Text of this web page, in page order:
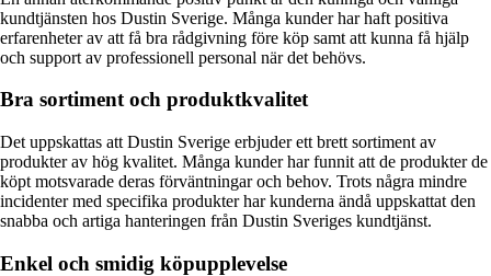
kundtjänsten hos Dustin Sverige. Många kunder har haft positiva
erfarenheter av att få bra rådgivning före köp samt att kunna få hjälp
och support av professionell personal när det behövs.
Bra sortiment och produktkvalitet
Det uppskattas att Dustin Sverige erbjuder ett brett sortiment av
produkter av hög kvalitet. Många kunder har funnit att de produkter de
köpt motsvarade deras förväntningar och behov. Trots några mindre
incidenter med specifika produkter har kunderna ändå uppskattat den
snabba och artiga hanteringen från Dustin Sveriges kundtjänst.
Enkel och smidig köpupplevelse